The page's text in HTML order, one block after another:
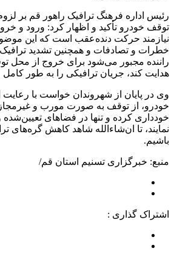
رئیس اداره فرهنگ ترافیک راهور قم بر
توقف خودرو تأکید و اظهار کرد: ورود و
نیازمند حرکت دنده‌عقب است که این
خطرات و تصادفات و همچنین تشدید
راننده مجبور می‌شود برای خروج از محل
هدایت کند، جریان ترافیکی را به طور
وی در پایان از شهروندان خواست با
خودرو، از توقف به صورت مورب و
خودداری کرده و تنها در فضاهای تعیین‌شده
نمایند، تا ان‌شاءالله شاهد کاهش گره‌های
باشیم.
منبع: خبرگزاری تسنیم استان قم/
اشتراک گذاری :